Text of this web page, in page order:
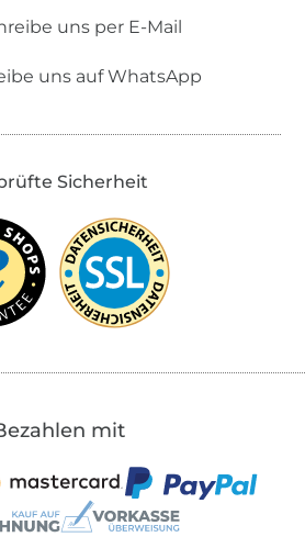
uns per E-Mail
uns auf WhatsApp
Sicherheit
mit